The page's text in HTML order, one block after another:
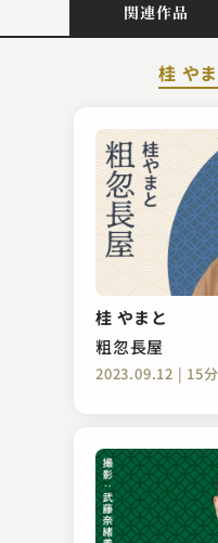
関連作品
桂 や
桂 やまと
粗忽長屋
2023.09.12 | 15分
柳家 花緑
狸鯉
2024.03.31 | 13分